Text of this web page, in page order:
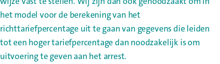
het model voor de berekening van het
richttariefpercentage uit te gaan van gegevens die leiden
tot een hoger tariefpercentage dan noodzakelijk is om
uitvoering te geven aan het arrest.